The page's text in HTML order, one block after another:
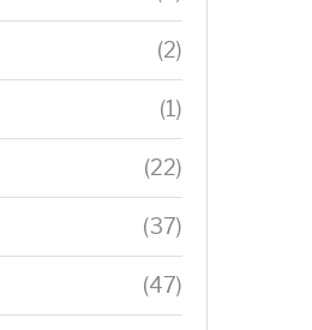
(2)
(1)
(22)
(37)
(47)